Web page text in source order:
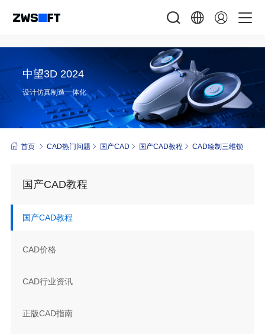
中望3D 2024
设计仿真制造一体化
首页 CAD热门问题 国产CAD 国产CAD教程 CAD绘制三维锁
国产CAD教程
国产CAD教程
CAD价格
CAD行业资讯
正版CAD指南